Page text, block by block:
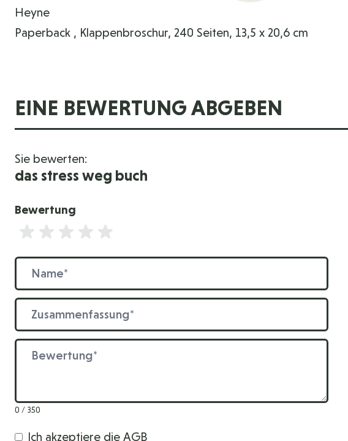
Heyne
Paperback , Klappenbroschur, 240 Seiten, 13,5 x 20,6 cm
EINE BEWERTUNG ABGEBEN
Sie bewerten:
das stress weg buch
Bewertung
Bewertung
Name
Zusammenfassung
Bewertung
0 / 350
Ich akzeptiere die AGB